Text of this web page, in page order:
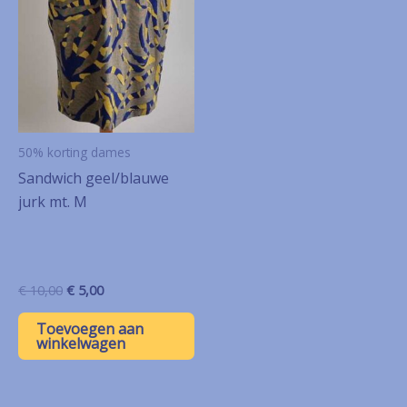
50% korting dames
Sandwich geel/blauwe
jurk mt. M
€10,00 Oorspronkelijke
was:
€ 10,00.
€ 5,00Huidige
is:
€ 5,00.
Toevoegen aan
winkelwagen